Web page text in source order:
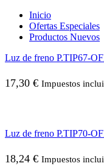
Inicio
Ofertas Especiales
Productos Nuevos
Luz de freno P.TIP67-
17,30 € Impuestos
Luz de freno P.TIP70-
18,24 € Impuestos